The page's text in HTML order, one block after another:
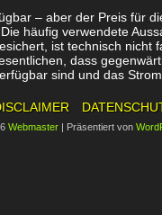
– aber der Preis für
häufig verwendete
ist technisch nicht
dass
sind und das
Webmaster | Präsentiert von